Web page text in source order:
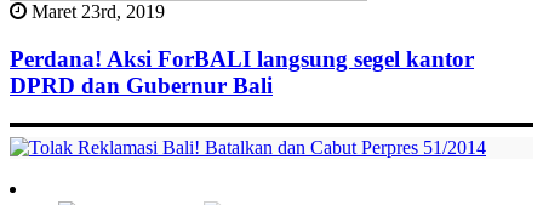
Maret 23rd, 2019
Perdana! Aksi ForBALI langsung segel kantor
DPRD dan Gubernur Bali